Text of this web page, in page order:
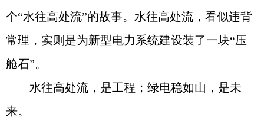
个“水往高处流”的故事。水往高处流，看似违背
常理，实则是为新型电力系统建设装了一块“压
舱石”。
水往高处流，是工程；绿电稳如山，是未
来。